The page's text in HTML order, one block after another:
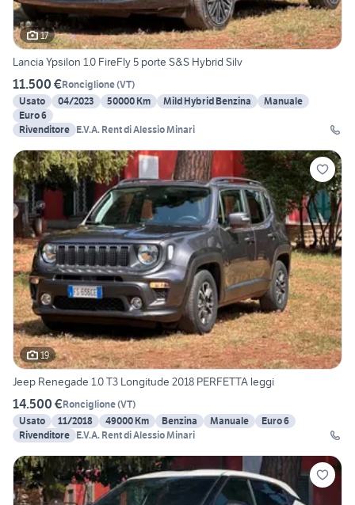
17
Lancia Ypsilon 1.0 FireFly 5 porte S&S Hybrid Silv
11.500 €Ronciglione(VT)
Usato
04/2023 50000 Km Mild Hybrid Benzina
Manuale
Euro 6
Rivenditore E.V.A. Rent di Alessio Minari
19
Jeep Renegade 1.0 T3 Longitude 2018 PERFETTA leggi
14.500 €Ronciglione(VT)
Usato
11/2018 49000 Km Benzina Manuale
Euro 6
Rivenditore E.V.A. Rent di Alessio Minari